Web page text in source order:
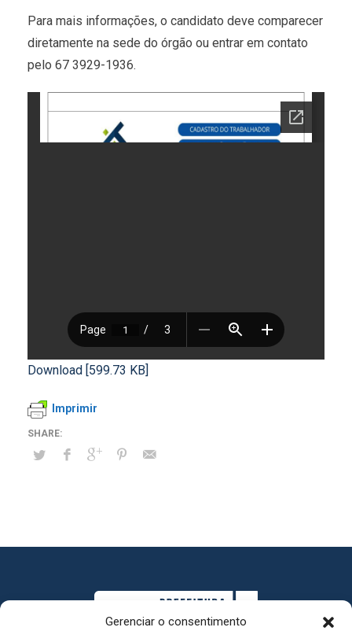
Gerenciar o consentimento
Para mais informações, o candidato deve comparecer
diretamente na sede do órgão ou entrar em contato
pelo 67 3929-1936.
Download [599.73 KB]
Imprimir